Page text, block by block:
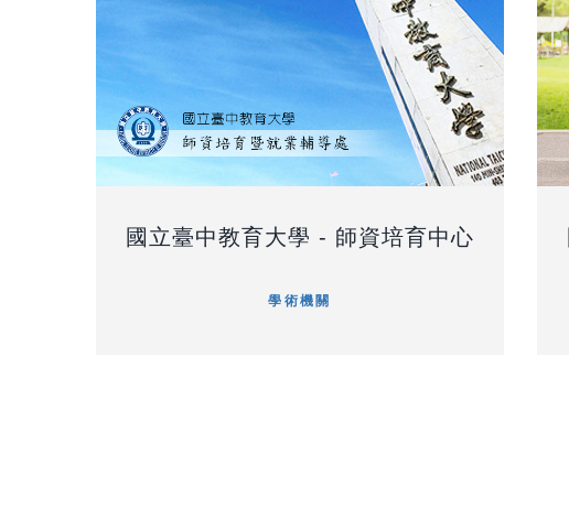
國立臺中教育大學 - 師資培育中心
學術機關